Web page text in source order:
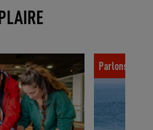
: des
à la clé
Les Sports
bouger vos
Parlons colos